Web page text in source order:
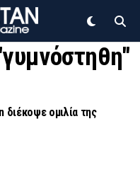
διέκοψε ομιλία της